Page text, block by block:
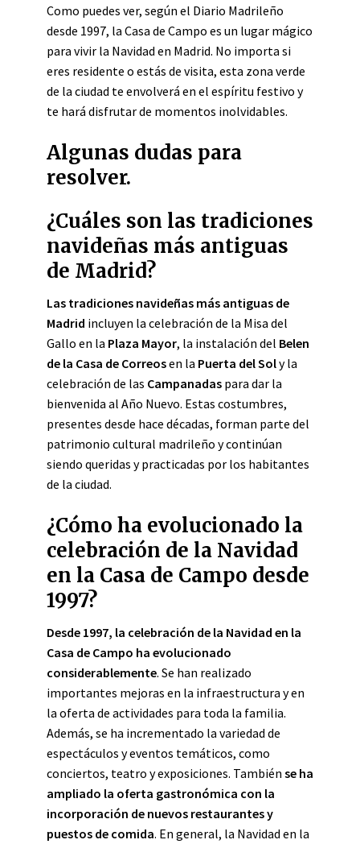
Como puedes ver, según el Diario Madrileño
desde 1997, la Casa de Campo es un lugar mágico
para vivir la Navidad en Madrid. No importa si
eres residente o estás de visita, esta zona verde
de la ciudad te envolverá en el espíritu festivo y
te hará disfrutar de momentos inolvidables.
Algunas dudas para
resolver.
¿Cuáles son las tradiciones
navideñas más antiguas
de Madrid?
Las tradiciones navideñas más antiguas de
Madrid incluyen la celebración de la Misa del
Gallo en la Plaza Mayor, la instalación del Belen
de la Casa de Correosen la Puerta del Soly la
celebración de las Campanadas para dar la
bienvenida al Año Nuevo. Estas costumbres,
presentes desde hace décadas, forman parte del
patrimonio cultural madrileño y continúan
siendo queridas y practicadas por los habitantes
de la ciudad.
¿Cómo ha evolucionado la
celebración de la Navidad
en la Casa de Campo desde
1997?
Desde 1997, la celebración de la Navidad en la
Casa de Campo ha evolucionado
considerablemente. Se han realizado
importantes mejoras en la infraestructura y en
la oferta de actividades para toda la familia.
Además, se ha incrementado la variedad de
espectáculos y eventos temáticos, como
conciertos, teatro y exposiciones. También se ha
ampliado la oferta gastronómica con la
incorporación de nuevos restaurantes y
puestos de comida. En general, la Navidad en la